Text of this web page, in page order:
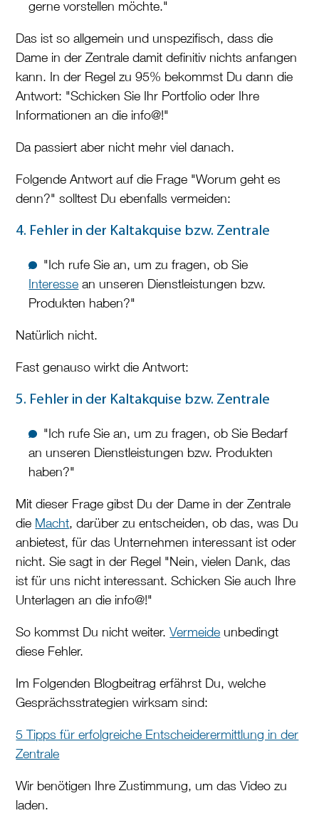
gerne vorstellen möchte."
Das ist so allgemein und unspezifisch, dass die
Dame in der Zentrale damit definitiv nichts anfangen
kann. In der Regel zu 95% bekommst Du dann die
Antwort: "Schicken Sie Ihr Portfolio oder Ihre
Informationen an die info@!"
Da passiert aber nicht mehr viel danach.
Folgende Antwort auf die Frage "Worum geht es
denn?" solltest Du ebenfalls vermeiden:
4. Fehler in der Kaltakquise bzw. Zentrale
"Ich rufe Sie an, um zu fragen, ob Sie
Interesse an unseren Dienstleistungen bzw.
Produkten haben?"
Natürlich nicht.
Fast genauso wirkt die Antwort:
5. Fehler in der Kaltakquise bzw. Zentrale
"Ich rufe Sie an, um zu fragen, ob Sie Bedarf
an unseren Dienstleistungen bzw. Produkten
haben?"
Mit dieser Frage gibst Du der Dame in der Zentrale
die Macht, darüber zu entscheiden, ob das, was Du
anbietest, für das Unternehmen interessant ist oder
nicht. Sie sagt in der Regel "Nein, vielen Dank, das
ist für uns nicht interessant. Schicken Sie auch Ihre
Unterlagen an die info@!"
So kommst Du nicht weiter.Vermeide unbedingt
diese Fehler.
Im Folgenden Blogbeitrag erfährst Du, welche
Gesprächsstrategien wirksam sind:
5 Tipps für erfolgreiche Entscheiderermittlung in der
Zentrale
Wir benötigen Ihre Zustimmung, um das Video zu
laden.